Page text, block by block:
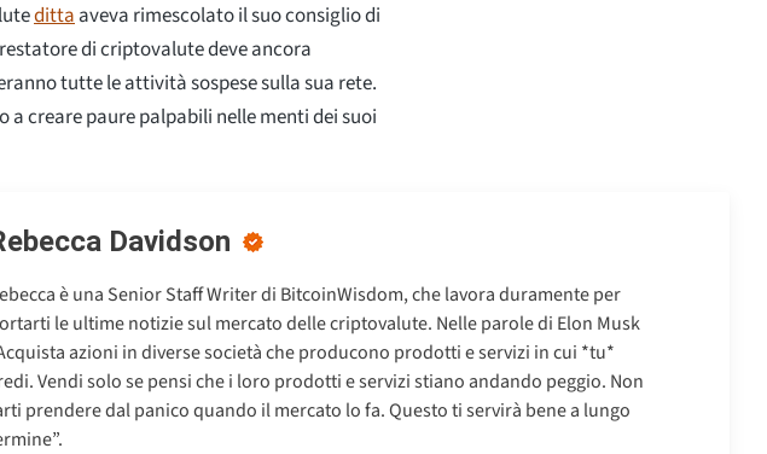
dittaaveva rimescolato il suo consiglio di
di criptovalute deve ancora
tutte le attività sospese sulla sua rete.
a creare paure palpabili nelle menti dei suoi
Davidson
è una Senior Staff Writer di BitcoinWisdom, che lavora duramente per
le ultime notizie sul mercato delle criptovalute. Nelle parole di Elon Musk
azioni in diverse società che producono prodotti e servizi in cui *tu*
Vendi solo se pensi che i loro prodotti e servizi stiano andando peggio. Non
prendere dal panico quando il mercato lo fa. Questo ti servirà bene a lungo